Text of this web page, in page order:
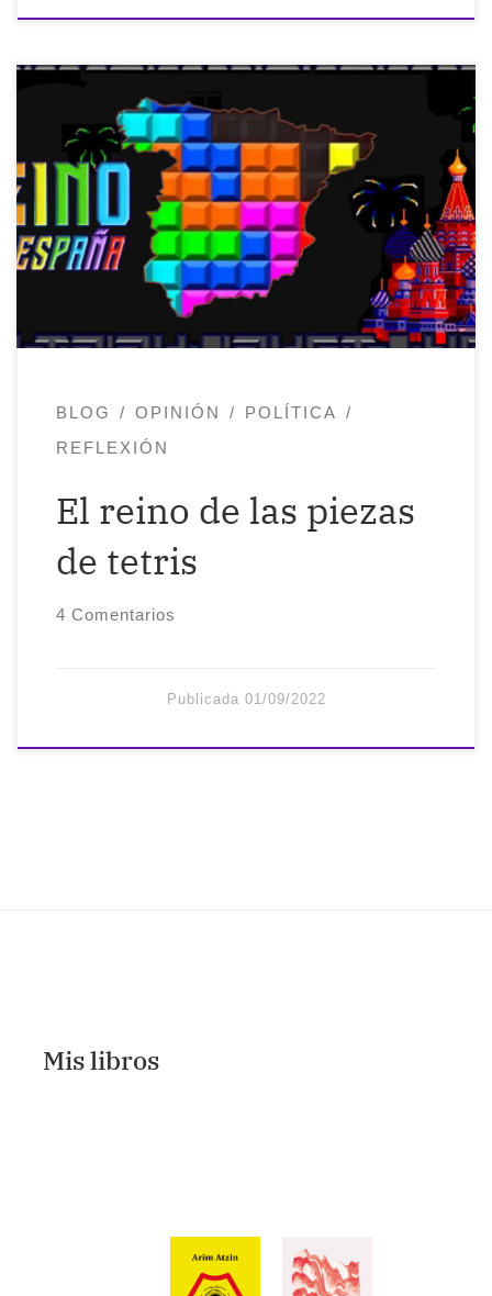
Muchas cosas que tienen que encajar
como en un Tetris y que aún son inciertas
en este reino de los fantasmas, Reino de
España. Pagar abogados en dos países
para que hagan trámites y todavía tener
un montón de papeles de los que
encargarme en mis horas libres. Llamar al
[…]
BLOG OPINIÓN
POLÍTICA
REFLEXIÓN
El reino de las piezas
de tetris
4 Comentarios
Publicada 01/09/2022
Mis libros